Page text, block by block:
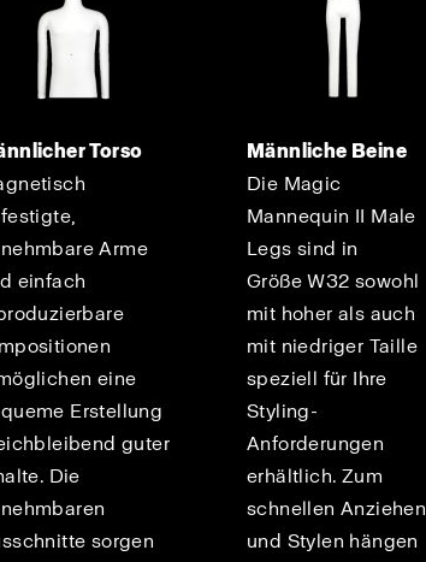
Torso
Arme
einfach
eine
Erstellung
guter
Die
sorgen
Männliche Beine
Die Magic
Mannequin II Male
Legs sind in
Größe W32 sowohl
mit hoher als auch
mit niedriger Taille
speziell für Ihre
Styling-
Anforderungen
erhältlich. Zum
schnellen Anziehen
und Stylen hängen